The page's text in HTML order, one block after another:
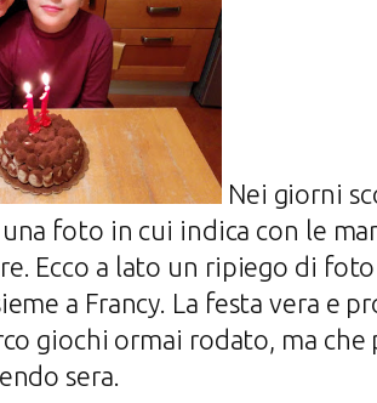
Nei giorni
foto in cui indica con le
Ecco a lato un ripiego di
a Francy. La festa vera e
giochi ormai rodato, ma
sera.